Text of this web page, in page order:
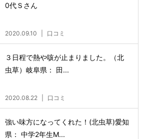
0代Ｓさん
2020.09.10 口コミ
３日程で熱や咳が止まりました。（北
虫草）岐阜県： 田...
2020.08.22 口コミ
強い味方になってくれた！(北虫草)愛知
県： 中学2年生M...